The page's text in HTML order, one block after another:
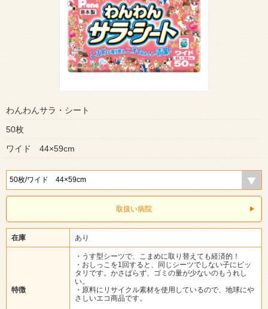
わんわんサラ・シート
50枚
ワイド 44×59cm
取扱い病院
在庫 あり
特徴
・うす型シーツで、こまめに取り替えても経済的！
・おしっこを1回すると、同じシーツでしない子にピッ
タリです。かさばらず、ゴミの量が少ないのもうれし
い。
・原料にリサイクル素材を使用しているので、地球にや
さしいエコ商品です。